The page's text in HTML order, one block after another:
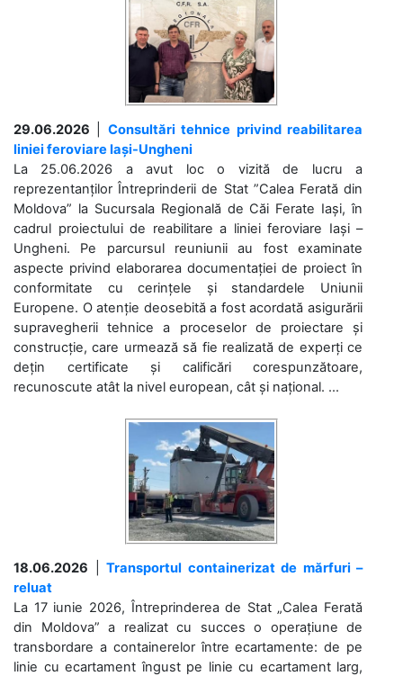
29.06.2026
Consultări tehnice privind reabilitarea
liniei feroviare Iași-Ungheni
La 25.06.2026 a avut loc o vizită de lucru a
reprezentanților Întreprinderii de Stat ”Calea Ferată din
Moldova” la Sucursala Regională de Căi Ferate Iași, în
cadrul proiectului de reabilitare a liniei feroviare Iași –
Ungheni. Pe parcursul reuniunii au fost examinate
aspecte privind elaborarea documentației de proiect în
conformitate cu cerințele și standardele Uniunii
Europene. O atenție deosebită a fost acordată asigurării
supravegherii tehnice a proceselor de proiectare și
construcție, care urmează să fie realizată de experți ce
dețin certificate și calificări corespunzătoare,
recunoscute atât la nivel european, cât și național. ...
18.06.2026
Transportul containerizat de mărfuri –
reluat
La 17 iunie 2026, Întreprinderea de Stat „Calea Ferată
din Moldova” a realizat cu succes o operațiune de
transbordare a containerelor între ecartamente: de pe
linie cu ecartament îngust pe linie cu ecartament larg,